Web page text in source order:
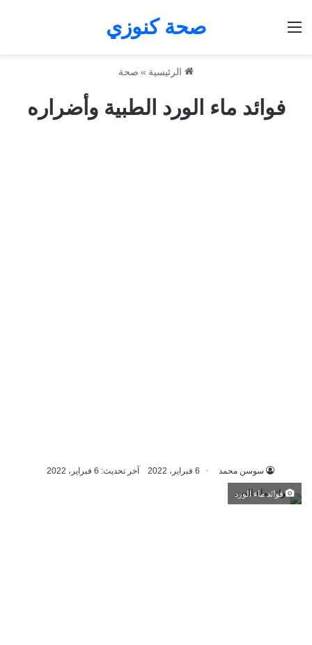
صحة كنوزي
الرئيسية » صحة
فوائد ماء الورد الطبية وأضراره
سوسن محمد 6 فبراير، 2022 آخر تحديث: 6 فبراير، 2022
فوائد ماء الورد